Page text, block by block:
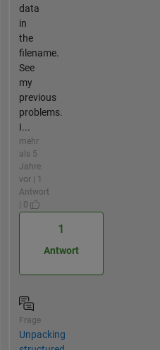
data
in
the
filename.
See
my
previous
problems.
I...
mehr
als 5
Jahre
vor | 1
Antwort
| 0
1
Antwort
Frage
Unpacking